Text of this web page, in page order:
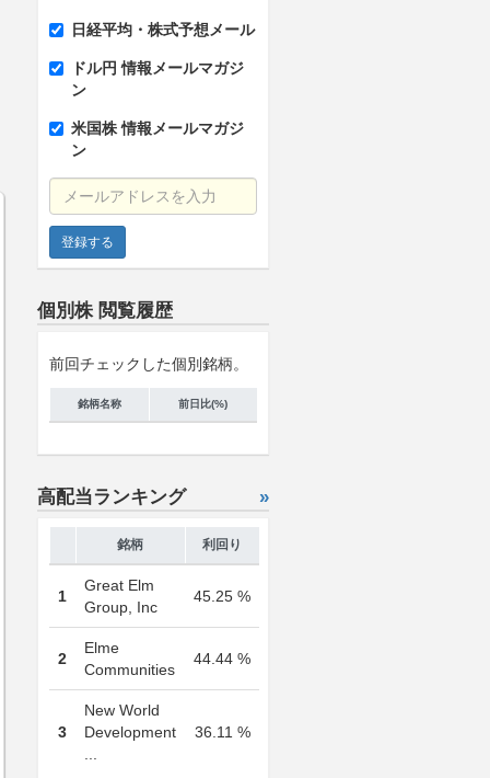
日経平均・株式予想メール
ドル円 情報メールマガジ
ン
米国株 情報メールマガジ
ン
メールアドレスを入力
個別株 閲覧履歴
前回チェックした個別銘柄。
銘柄名称 前日比(%)
高配当ランキング »
銘柄 利回り
1
Great Elm
Group, Inc
45.25 %
2
Elme
Communities
44.44 %
3
New World
Development
36.11 %